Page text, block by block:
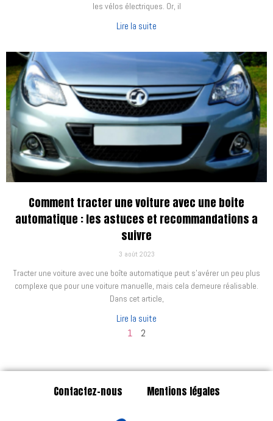
les vélos électriques. Or, il
Lire la suite
Comment tracter une voiture avec une boite
automatique : les astuces et recommandations a
suivre
3 août 2023
Tracter une voiture avec une boîte automatique peut s’avérer un peu plus
complexe que pour une voiture manuelle, mais cela demeure réalisable.
Dans cet article,
Lire la suite
1 2
Contactez-nous Mentions légales